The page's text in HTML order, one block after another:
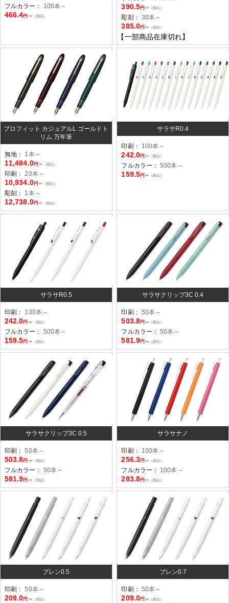
フルカラー： 100本～
466.4 円～ （税込）
390.5円～ （税込）
彫刻： 30本～
385.0円～ （税込）
【一部商品在庫切れ】
プロフィット カジュアルL ゴールドト
リム 万年筆
無地： 1本～
11,484.0円～ （税込）
印刷： 20本～
10,934.0円～ （税込）
彫刻： 1本～
12,738.0円～ （税込）
サラサR0.4
印刷： 100本～
242.0円～ （税込）
フルカラー：500本～
159.5円～ （税込）
サラサR0.5
印刷： 100本～
242.0 円～ （税込）
フルカラー： 500本～
159.5 円～ （税込）
サラサクリップ3C 0.4
印刷： 50本～
503.8円～ （税込）
フルカラー：50本～
581.9円～ （税込）
サラサクリップ3C 0.5
印刷：50本～
503.8 円～ （税込）
フルカラー： 50本～
581.9 円～ （税込）
サラサナノ
印刷： 100本～
256.3円～ （税込）
フルカラー： 100本～
283.8円～ （税込）
ブレン0.5
印刷：50本～
209.0 円～ （税込）
ブレン0.7
印刷： 50本～
209.0円～ （税込）